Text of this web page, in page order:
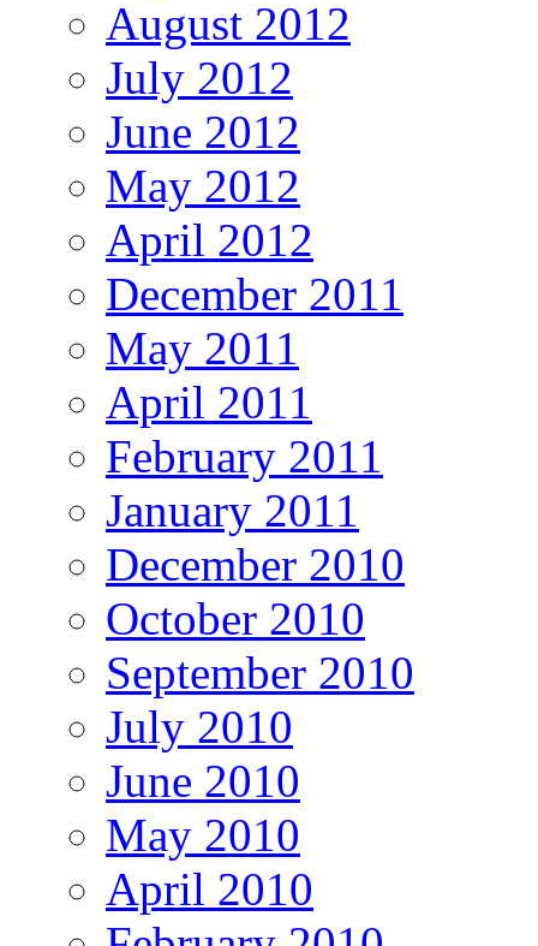
August 2012
July 2012
June 2012
May 2012
April 2012
December 2011
May 2011
April 2011
February 2011
January 2011
December 2010
October 2010
September 2010
July 2010
June 2010
May 2010
April 2010